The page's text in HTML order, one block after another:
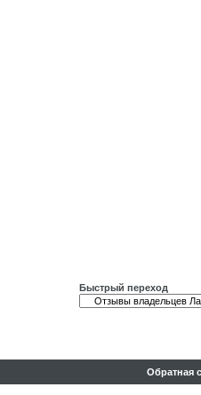
Быстрый переход
Обратная